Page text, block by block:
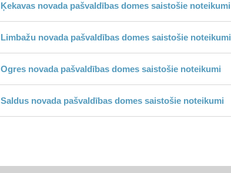
Ķekavas novada pašvaldības domes saistošie noteikumi
Limbažu novada pašvaldības domes saistošie noteikumi
Ogres novada pašvaldības domes saistošie noteikumi
Saldus novada pašvaldības domes saistošie noteikumi